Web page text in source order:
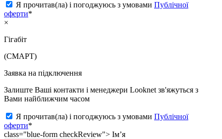
Я прочитав(ла) і погоджуюсь з умовами Публічної
оферти*
×
Гігабіт
(СМАРТ)
Заявка на підключення
Залиште Ваші контакти і менеджери Looknet зв'яжуться з
Вами найближчим часом
Я прочитав(ла) і погоджуюсь з умовами Публічної
оферти*
class="blue-form checkReview"> Ім’я